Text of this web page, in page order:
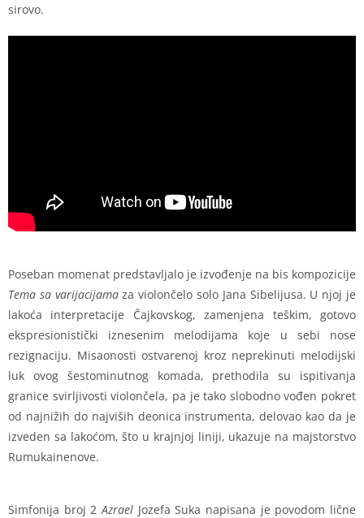
sirovo.
Poseban momenat predstavljalo je izvođenje na bis kompozicije
Tema sa varijacijamaza violončelo solo Jana Sibelijusa. U njoj je
lakoća interpretacije Čajkovskog, zamenjena teškim, gotovo
ekspresionistički iznesenim melodijama koje u sebi nose
rezignaciju. Misaonosti ostvarenoj kroz neprekinuti melodijski
luk ovog šestominutnog komada, prethodila su ispitivanja
granice svirljivosti violončela, pa je tako slobodno vođen pokret
od najnižih do najviših deonica instrumenta, delovao kao da je
izveden sa lakoćom, što u krajnjoj liniji, ukazuje na majstorstvo
Rumukainenove.
Simfonija broj 2Azrael Jozefa Suka napisana je povodom lične